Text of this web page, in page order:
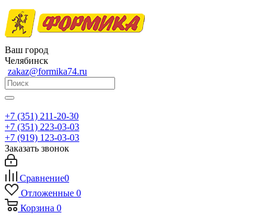
Ваш город
Челябинск
zakaz@formika74.ru
+7 (351) 211-20-30
+7 (351) 223-03-03
+7 (919) 123-03-03
Заказать звонок
Сравнение0
Отложенные 0
Корзина 0